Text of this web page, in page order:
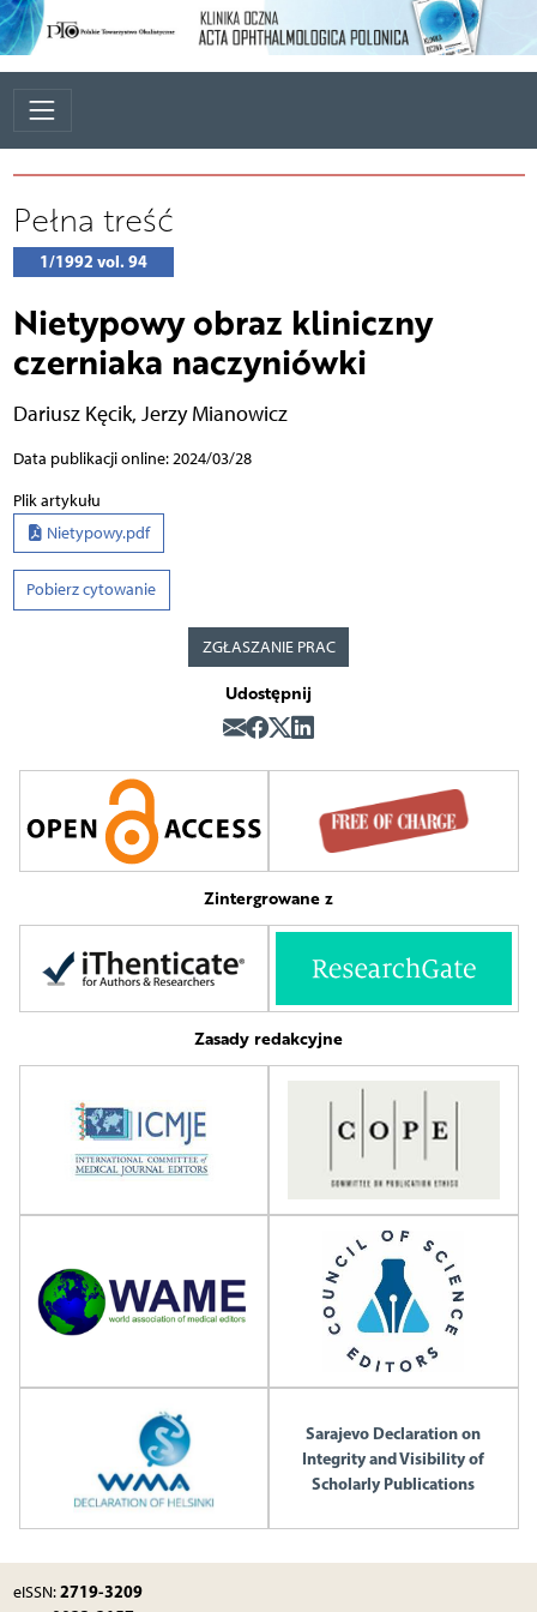
Pełna treść
1/1992 vol. 94
Nietypowy obraz kliniczny
czerniaka naczyniówki
Dariusz Kęcik, Jerzy Mianowicz
Data publikacji online: 2024/03/28
Plik artykułu
Nietypowy.pdf
Pobierz cytowanie
ZGŁASZANIE PRAC
Udostępnij
Zintergrowane z
Zasady redakcyjne
Sarajevo Declaration on
Integrity and Visibility of
Scholarly Publications
eISSN:2719-3209